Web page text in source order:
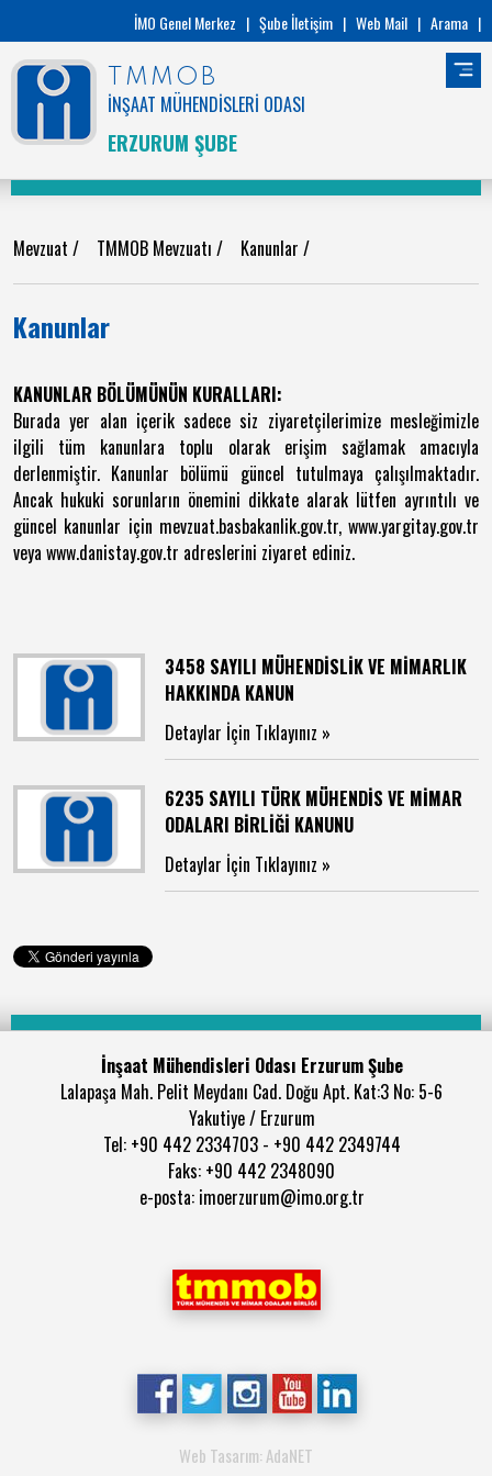
İMO Genel Merkez | Şube İletişim | Web Mail | Arama |
TMMOB
İNŞAAT MÜHENDİSLERİ ODASI
ERZURUM ŞUBE
Mevzuat / TMMOB Mevzuatı / Kanunlar /
Kanunlar
KANUNLAR BÖLÜMÜNÜN KURALLARI:
Burada yer alan içerik sadece siz ziyaretçilerimize mesleğimizle
ilgili tüm kanunlara toplu olarak erişim sağlamak amacıyla
derlenmiştir. Kanunlar bölümü güncel tutulmaya çalışılmaktadır.
Ancak hukuki sorunların önemini dikkate alarak lütfen ayrıntılı ve
güncel kanunlar için mevzuat.basbakanlik.gov.tr, www.yargitay.gov.tr
veya www.danistay.gov.tr adreslerini ziyaret ediniz.
3458 SAYILI MÜHENDİSLİK VE MİMARLIK
HAKKINDA KANUN
Detaylar İçin Tıklayınız »
6235 SAYILI TÜRK MÜHENDİS VE MİMAR
ODALARI BİRLİĞİ KANUNU
Detaylar İçin Tıklayınız »
İnşaat Mühendisleri Odası Erzurum Şube
Lalapaşa Mah. Pelit Meydanı Cad. Doğu Apt. Kat:3 No: 5-6
Yakutiye / Erzurum
Tel: +90 442 2334703 - +90 442 2349744
Faks: +90 442 2348090
e-posta: imoerzurum@imo.org.tr
Web Tasarım: AdaNET